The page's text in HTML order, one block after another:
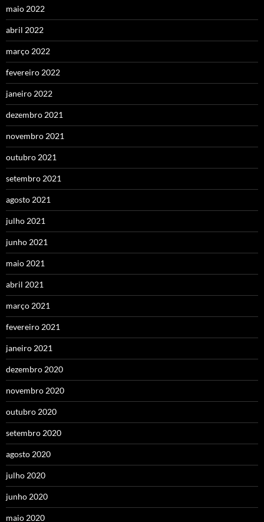
maio 2022
abril 2022
março 2022
fevereiro 2022
janeiro 2022
dezembro 2021
novembro 2021
outubro 2021
setembro 2021
agosto 2021
julho 2021
junho 2021
maio 2021
abril 2021
março 2021
fevereiro 2021
janeiro 2021
dezembro 2020
novembro 2020
outubro 2020
setembro 2020
agosto 2020
julho 2020
junho 2020
maio 2020